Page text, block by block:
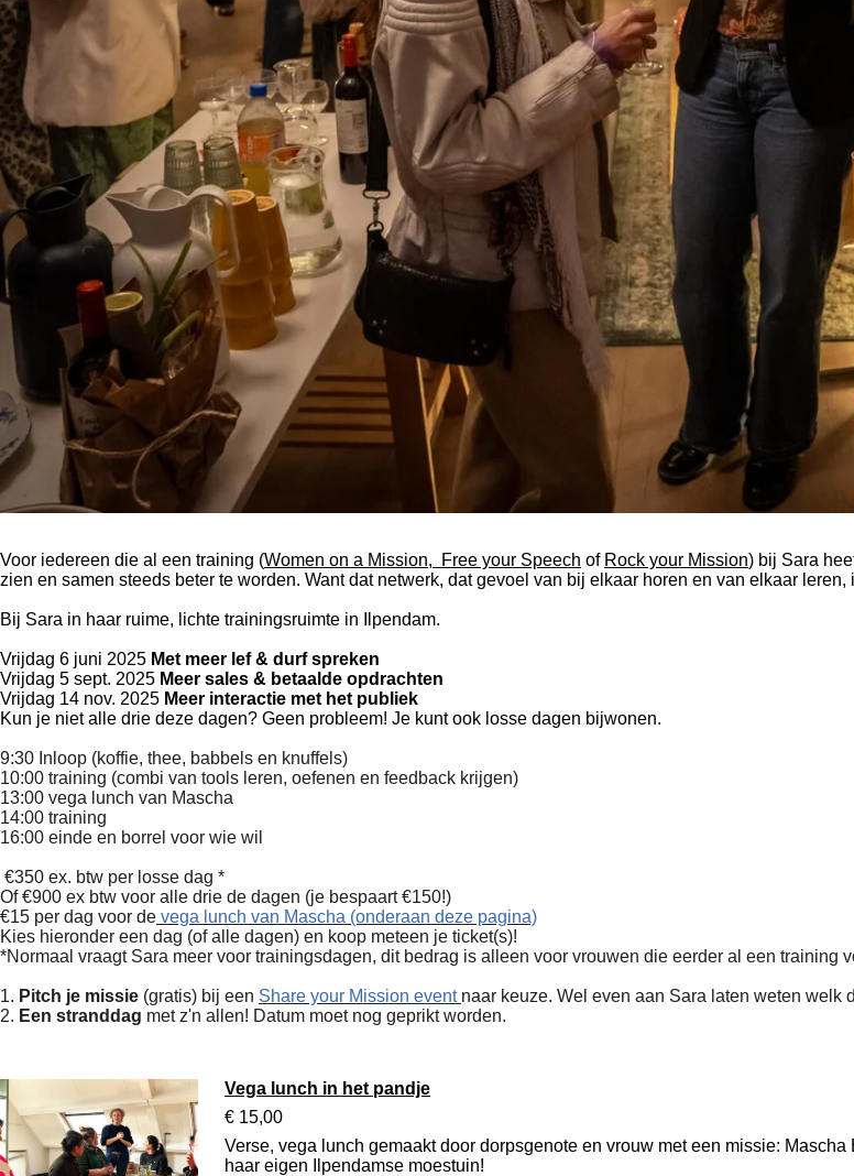
Voor iedereen die al een training (Women on a Mission, Free your Speech of Rock your Mission) bij Sara
zien en samen steeds beter te worden. Want dat netwerk, dat gevoel van bij elkaar horen en van elkaar
Bij Sara in haar ruime, lichte trainingsruimte in Ilpendam.
Vrijdag 6 juni 2025 Met meer lef & durf spreken
Vrijdag 5 sept. 2025 Meer sales & betaalde opdrachten
Vrijdag 14 nov. 2025 Meer interactie met het publiek
Kun je niet alle drie deze dagen? Geen probleem! Je kunt ook losse dagen bijwonen.
9:30 Inloop (koffie, thee, babbels en knuffels)
10:00 training (combi van tools leren, oefenen en feedback krijgen)
13:00 vega lunch van Mascha
14:00 training
16:00 einde en borrel voor wie wil
€350 ex. btw per losse dag *
Of €900 ex btw voor alle drie de dagen (je bespaart €150!)
€15 per dag voor de vega lunch van Mascha (onderaan deze pagina)
Kies hieronder een dag (of alle dagen) en koop meteen je ticket(s)!
*Normaal vraagt Sara meer voor trainingsdagen, dit bedrag is alleen voor vrouwen die eerder al een training
1. Pitch je missie (gratis) bij een Share your Mission event naar keuze. Wel even aan Sara laten weten welk
2. Een stranddag met z'n allen! Datum moet nog geprikt worden.
Vega lunch in het pandje
€ 15,00
Verse, vega lunch gemaakt door dorpsgenote en vrouw met een missie:
haar eigen Ilpendamse moestuin!